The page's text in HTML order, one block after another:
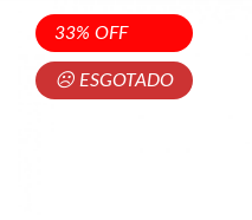
33% OFF
☹ ESGOTADO